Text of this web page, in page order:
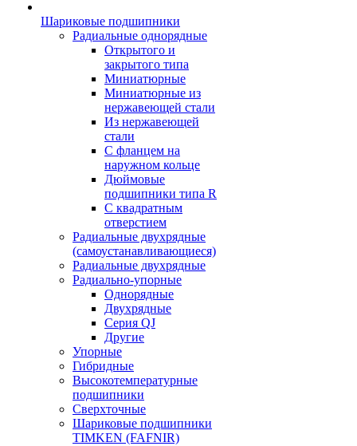
Шариковые подшипники
Радиальные однорядные
Открытого и
закрытого типа
Миниатюрные
Миниатюрные из
нержавеющей стали
Из нержавеющей
стали
С фланцем на
наружном кольце
Дюймовые
подшипники типа R
С квадратным
отверстием
Радиальные двухрядные
(самоустанавливающиеся)
Радиальные двухрядные
Радиально-упорные
Однорядные
Двухрядные
Серия QJ
Другие
Упорные
Гибридные
Высокотемпературные
подшипники
Сверхточные
Шариковые подшипники
TIMKEN (FAFNIR)